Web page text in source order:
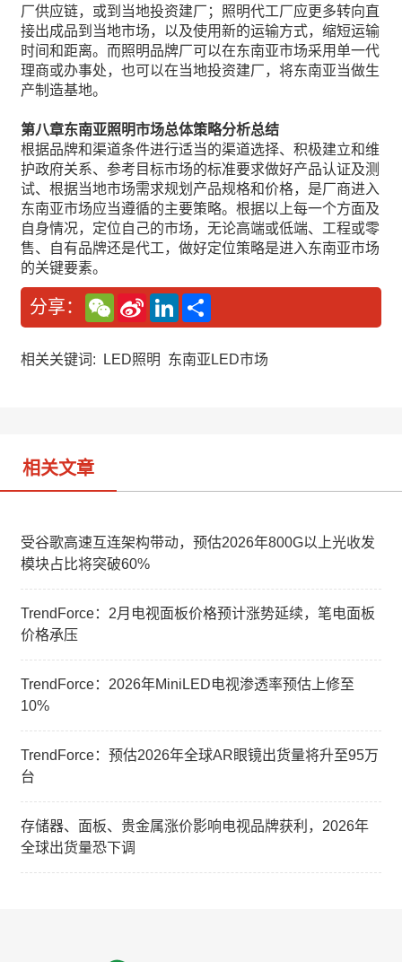
厂供应链，或到当地投资建厂；照明代工厂应更多转向直
接出成品到当地市场，以及使用新的运输方式，缩短运输
时间和距离。而照明品牌厂可以在东南亚市场采用单一代
理商或办事处，也可以在当地投资建厂，将东南亚当做生
产制造基地。
第八章东南亚照明市场总体策略分析总结
根据品牌和渠道条件进行适当的渠道选择、积极建立和维
护政府关系、参考目标市场的标准要求做好产品认证及测
试、根据当地市场需求规划产品规格和价格，是厂商进入
东南亚市场应当遵循的主要策略。根据以上每一个方面及
自身情况，定位自己的市场，无论高端或低端、工程或零
售、自有品牌还是代工，做好定位策略是进入东南亚市场
的关键要素。
分享：
W
e
C
a
S
n
W
L
n
e
相关关键词: LED照明 东南亚LED市场
相关文章
受谷歌高速互连架构带动，预估2026年800G以上光收发
模块占比将突破60%
TrendForce：2月电视面板价格预计涨势延续，笔电面板
价格承压
TrendForce：2026年MiniLED电视渗透率预估上修至
10%
TrendForce：预估2026年全球AR眼镜出货量将升至95万
台
存储器、面板、贵金属涨价影响电视品牌获利，2026年
全球出货量恐下调